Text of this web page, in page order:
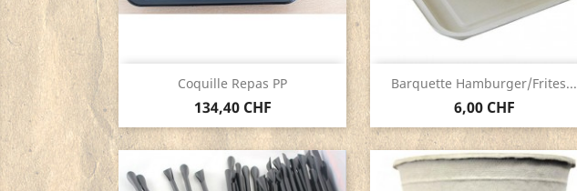
Coquille Repas PP
134,40 CHF
Aperçu rapide Barquette Hamburger/Frites...
6,00 CHF
Aperçu rapide